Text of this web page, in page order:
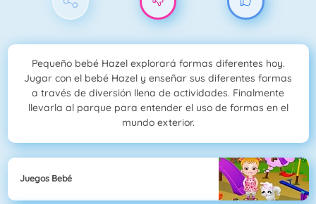
Pequeño bebé Hazel explorará formas diferentes hoy.
Jugar con el bebé Hazel y enseñar sus diferentes formas
a través de diversión llena de actividades. Finalmente
llevarla al parque para entender el uso de formas en el
mundo exterior.
Juegos Bebé